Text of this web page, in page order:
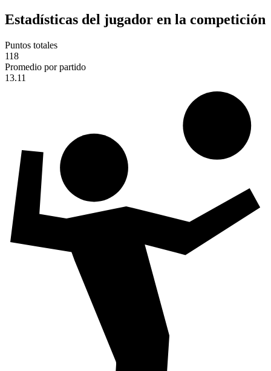
Estadísticas del jugador en la competición
Puntos totales
118
Promedio por partido
13.11